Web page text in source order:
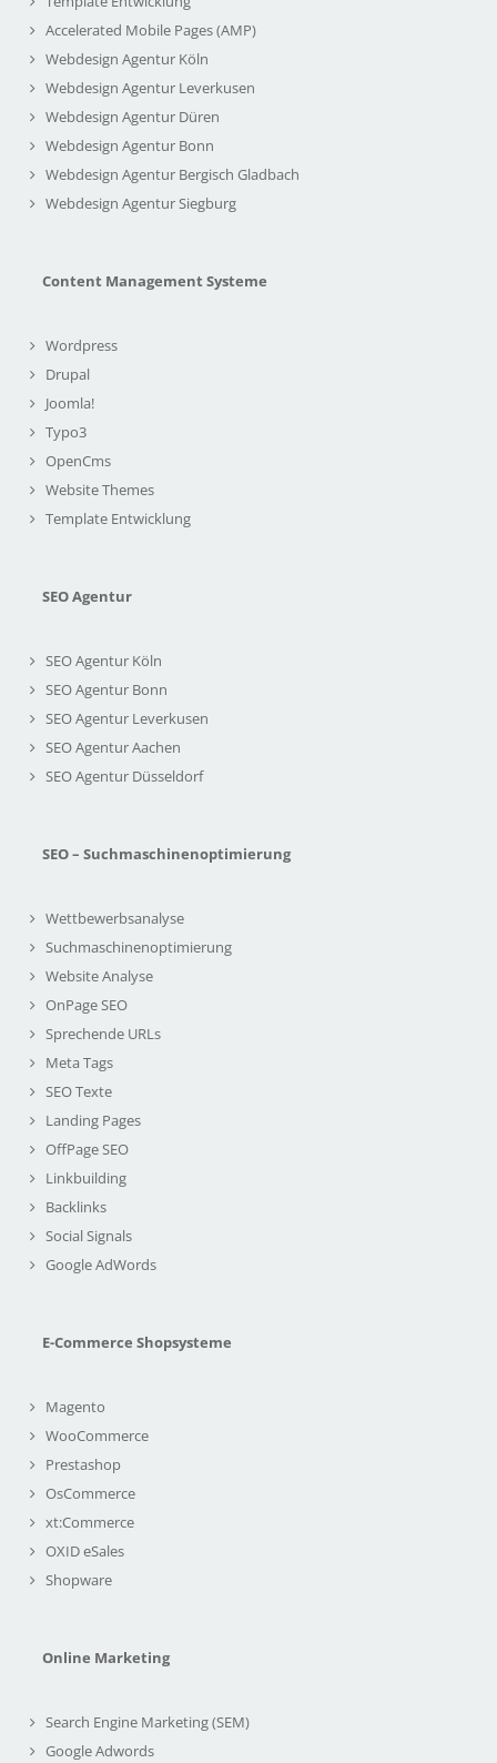
Accelerated Mobile Pages (AMP)
Webdesign Agentur Köln
Webdesign Agentur Leverkusen
Webdesign Agentur Düren
Webdesign Agentur Bonn
Webdesign Agentur Bergisch Gladbach
Webdesign Agentur Siegburg
Content Management Systeme
Wordpress
Drupal
Joomla!
Typo3
OpenCms
Website Themes
Template Entwicklung
SEO Agentur
SEO Agentur Köln
SEO Agentur Bonn
SEO Agentur Leverkusen
SEO Agentur Aachen
SEO Agentur Düsseldorf
SEO – Suchmaschinenoptimierung
Wettbewerbsanalyse
Suchmaschinenoptimierung
Website Analyse
OnPage SEO
Sprechende URLs
Meta Tags
SEO Texte
Landing Pages
OffPage SEO
Linkbuilding
Backlinks
Social Signals
Google AdWords
E-Commerce Shopsysteme
Magento
WooCommerce
Prestashop
OsCommerce
xt:Commerce
OXID eSales
Shopware
Online Marketing
Search Engine Marketing (SEM)
Google Adwords